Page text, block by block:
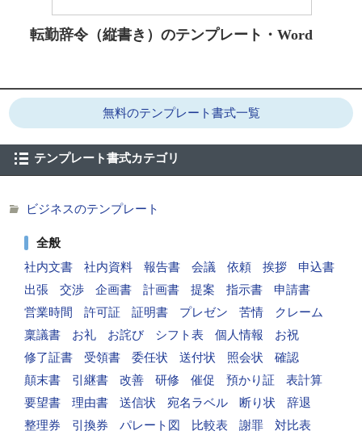
転勤辞令（縦書き）のテンプレート・Word
無料のテンプレート書式一覧
テンプレート書式カテゴリ
ビジネスのテンプレート
全般
社内文書
社内資料 報告書 会議 依頼 挨拶
申込書
出張
交渉 企画書 計画書 提案 指示書
申請書
営業時間
許可証 証明書 プレゼン 苦情
クレーム
稟議書
お礼 お詫び シフト表 個人情報
お祝
修了証書
受領書 委任状 送付状 照会状
確認
顛末書
引継書 改善 研修 催促 預かり証
表計算
要望書
理由書 送信状 宛名ラベル 断り状
辞退
整理券
引換券 パレート図 比較表 謝罪
対比表